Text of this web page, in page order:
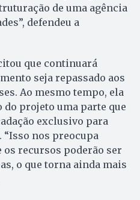
de uma agência
defendeu a
que continuará
seja repassado aos
Ao mesmo tempo, ela
projeto uma parte que
exclusivo para
nos preocupa
os recursos poderão ser
o que torna ainda mais